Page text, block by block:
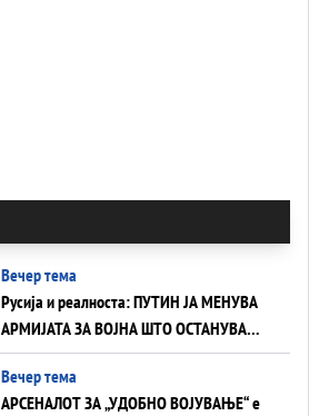
Вечер тема
Русија и реалноста: ПУТИН ЈА МЕНУВА
АРМИЈАТА ЗА ВОЈНА ШТО ОСТАНУВА
БЕЗ ФРОНТ
Вечер тема
АРСЕНАЛОТ ЗА „УДОБНО ВОЈУВАЊЕ“ е